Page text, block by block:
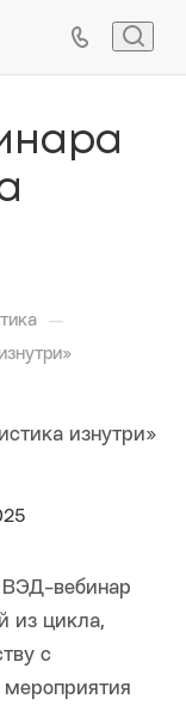
—
вебинар
из цикла,
с